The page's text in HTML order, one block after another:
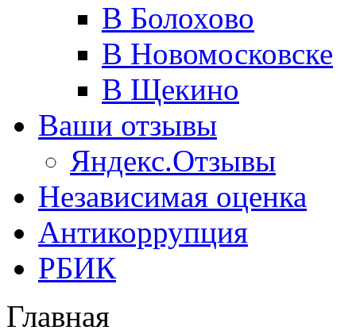
В Болохово
В Новомосковске
В Щекино
Ваши отзывы
Яндекс.Отзывы
Независимая оценка
Антикоррупция
РБИК
Главная